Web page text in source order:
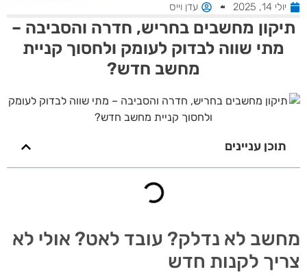
יולי 14, 2025 עדן וייס
מחשבים בחריש, חדרה והסביבה –
מתי שווה לבדוק לעומק ולחסוך קניית
מחשב חדש?
תוכן עניינים
לא נדלק? עובד לאט? אולי לא
לקנות חדש